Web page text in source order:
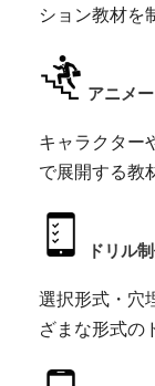
ション教材を
アニメ
キャラクター
で展開する教
ドリル
選択形式・穴
ざまな形式の